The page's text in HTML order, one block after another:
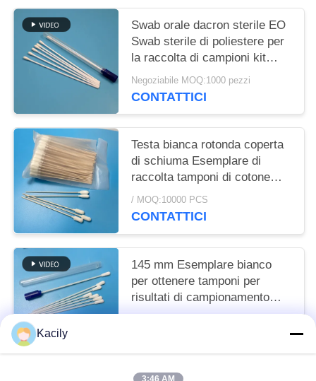
Swab orale dacron sterile EO
Swab sterile di poliestere per
la raccolta di campioni kit
VTM
Negoziabile MOQ:1000 pezzi
CONTATTICI
Testa bianca rotonda coperta
di schiuma Esemplare di
raccolta tamponi di cotone
baccelli di legno maniglia
/ MOQ:10000 PCS
CONTATTICI
145 mm Esemplare bianco
per ottenere tamponi per
risultati di campionamento
coerenti e accurati
Kacily
3:46 AM